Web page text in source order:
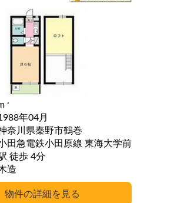
2
年04月
奈川県秦野市鶴巻
田急電鉄小田原線 東海大学前
駅 徒歩 4分
造